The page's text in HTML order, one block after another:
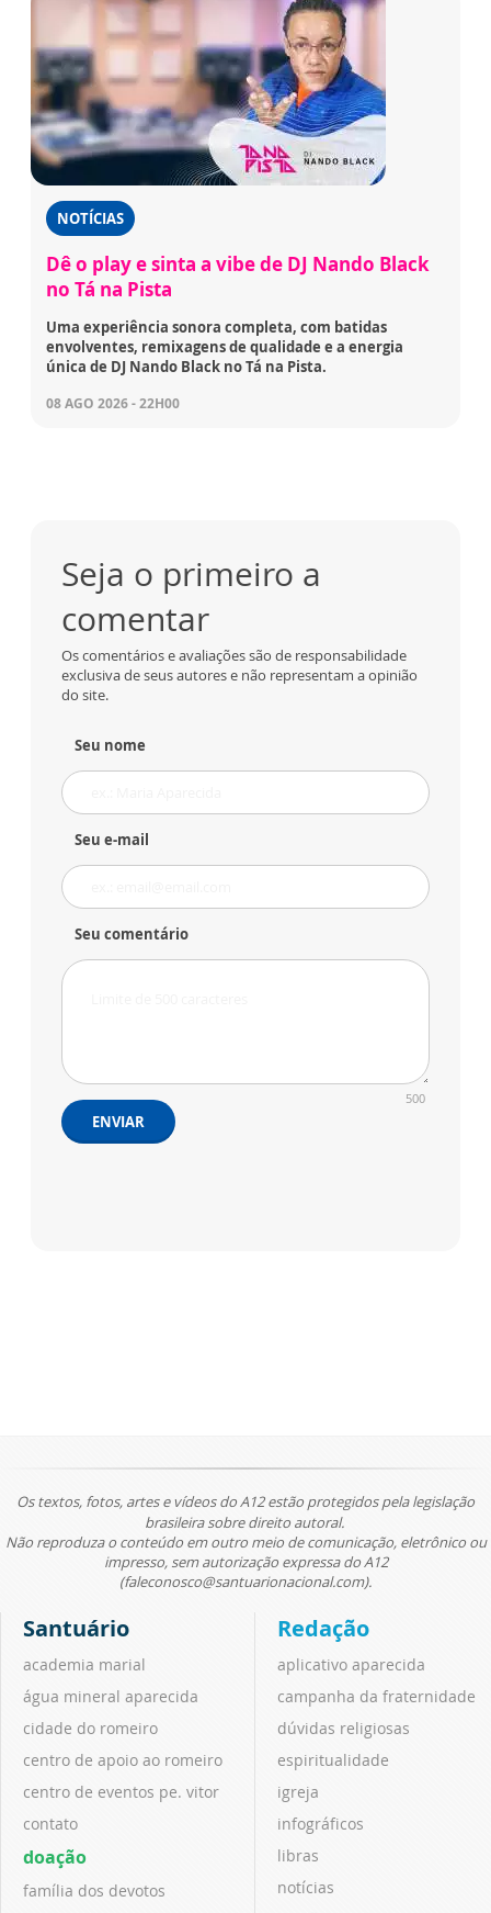
NOTÍCIAS
Dê o play e sinta a vibe de DJ Nando Black
no Tá na Pista
Uma experiência sonora completa, com batidas
envolventes, remixagens de qualidade e a energia
única de DJ Nando Black no Tá na Pista.
08 AGO 2026 - 22H00
Seja o primeiro a
comentar
Os comentários e avaliações são de responsabilidade
exclusiva de seus autores e não representam a opinião
do site.
Seu nome
Seu e-mail
Seu comentário
500
ENVIAR
Os textos, fotos, artes e vídeos do A12 estão protegidos pela legislação
brasileira sobre direito autoral.
Não reproduza o conteúdo em outro meio de comunicação, eletrônico ou
impresso, sem autorização expressa do A12
(faleconosco@santuarionacional.com).
Santuário
academia marial
água mineral aparecida
cidade do romeiro
centro de apoio ao romeiro
centro de eventos pe. vitor
contato
doação
família dos devotos
Redação
aplicativo aparecida
campanha da fraternidade
dúvidas religiosas
espiritualidade
igreja
infográficos
libras
notícias